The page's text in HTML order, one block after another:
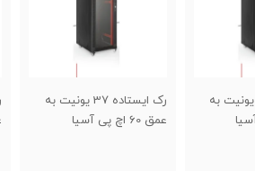
رک ایستاده 37 یونیت به
رک ایستاده 37 یونیت به
عمق 100 اچ پی آسیا